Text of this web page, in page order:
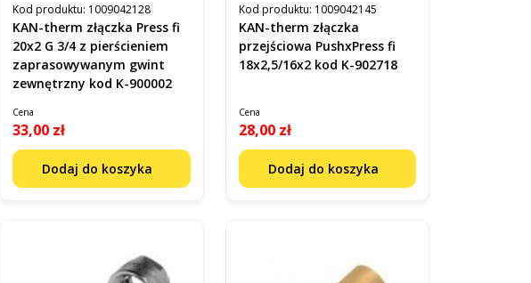
Kod produktu: 1009042128
KAN-therm złączka Press fi
20x2 G 3/4 z pierścieniem
zaprasowywanym gwint
zewnętrzny kod K-900002
Cena
33,00 zł
Dodaj do koszyka
Kod produktu: 1009042145
KAN-therm złączka
przejściowa PushxPress fi
18x2,5/16x2 kod K-902718
Cena
28,00 zł
Dodaj do koszyka